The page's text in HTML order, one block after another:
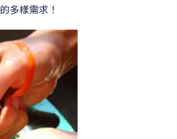
多樣需求！